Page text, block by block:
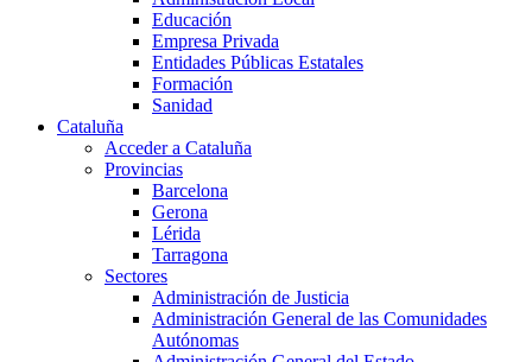
Educación
Empresa Privada
Entidades Públicas Estatales
Formación
Sanidad
Cataluña
Acceder a Cataluña
Provincias
Barcelona
Gerona
Lérida
Tarragona
Sectores
Administración de Justicia
Administración General de las Comunidades
Autónomas